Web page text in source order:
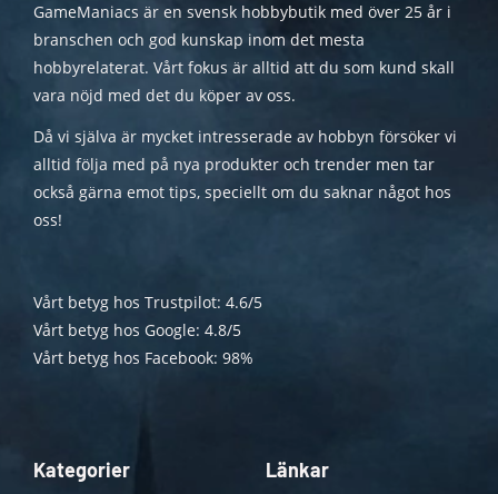
GameManiacs är en svensk hobbybutik med över 25 år i
branschen och god kunskap inom det mesta
hobbyrelaterat. Vårt fokus är alltid att du som kund skall
vara nöjd med det du köper av oss.
Då vi själva är mycket intresserade av hobbyn försöker vi
alltid följa med på nya produkter och trender men tar
också gärna emot tips, speciellt om du saknar något hos
oss!
Vårt betyg hos Trustpilot: 4.6/5
Vårt betyg hos Google: 4.8/5
Vårt betyg hos Facebook: 98%
Kategorier Länkar